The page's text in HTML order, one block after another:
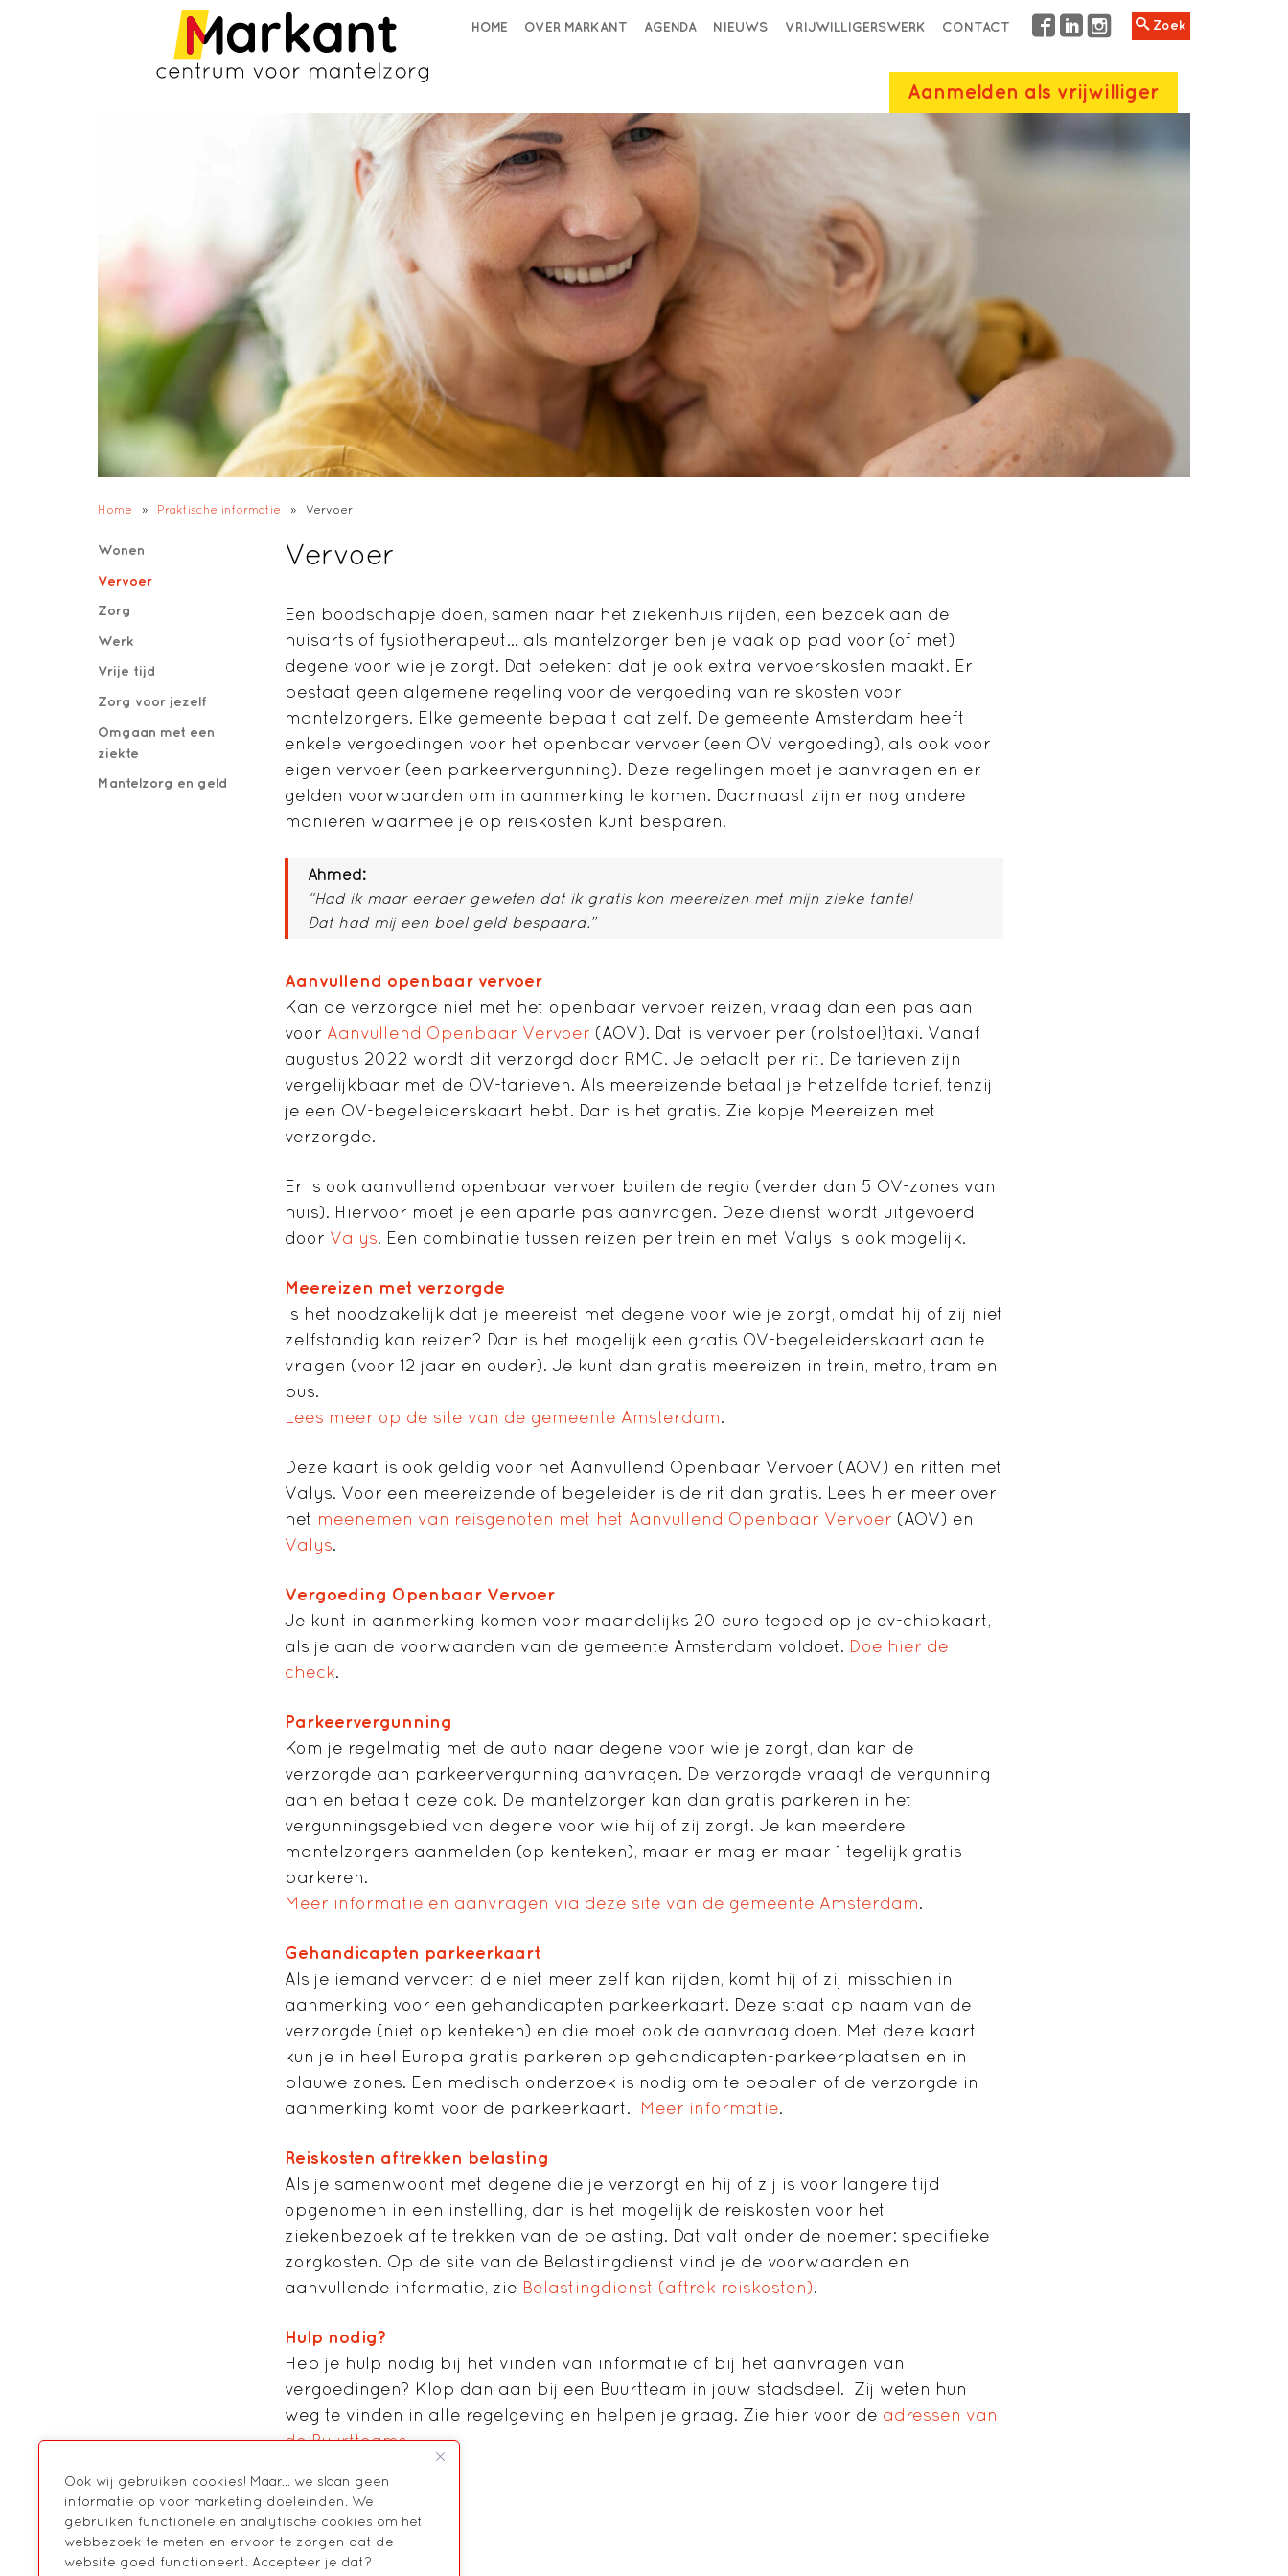
Ook wij gebruiken cookies! Maar... we slaan geen
informatie op voor marketing doeleinden. We
gebruiken functionele en analytische cookies om het
webbezoek te meten en ervoor te zorgen dat de
website goed functioneert. Accepteer je dat?
HOME OVER MARKANT AGENDA NIEUWS VRIJWILLIGERSWERK CONTACT Zoek
Aanmelden als vrijwilliger
Home » Praktische informatie » Vervoer
Wonen
Vervoer
Zorg
Werk
Vrije tijd
Zorg voor jezelf
Omgaan met een
ziekte
Mantelzorg en geld
Vervoer
Een boodschapje doen, samen naar het ziekenhuis rijden, een bezoek aan de
huisarts of fysiotherapeut… als mantelzorger ben je vaak op pad voor (of met)
degene voor wie je zorgt. Dat betekent dat je ook extra vervoerskosten maakt. Er
bestaat geen algemene regeling voor de vergoeding van reiskosten voor
mantelzorgers. Elke gemeente bepaalt dat zelf. De gemeente Amsterdam heeft
enkele vergoedingen voor het openbaar vervoer (een OV vergoeding), als ook voor
eigen vervoer (een parkeervergunning). Deze regelingen moet je aanvragen en er
gelden voorwaarden om in aanmerking te komen. Daarnaast zijn er nog andere
manieren waarmee je op reiskosten kunt besparen.
Ahmed:
“Had ik maar eerder geweten dat ik gratis kon meereizen met mijn zieke tante!
Dat had mij een boel geld bespaard.”
Aanvullend openbaar vervoer
Kan de verzorgde niet met het openbaar vervoer reizen, vraag dan een pas aan
voor Aanvullend Openbaar Vervoer (AOV). Dat is vervoer per (rolstoel)taxi. Vanaf
augustus 2022 wordt dit verzorgd door RMC. Je betaalt per rit. De tarieven zijn
vergelijkbaar met de OV-tarieven. Als meereizende betaal je hetzelfde tarief, tenzij
je een OV-begeleiderskaart hebt. Dan is het gratis. Zie kopje Meereizen met
verzorgde.
Er is ook aanvullend openbaar vervoer buiten de regio (verder dan 5 OV-zones van
huis). Hiervoor moet je een aparte pas aanvragen. Deze dienst wordt uitgevoerd
door Valys. Een combinatie tussen reizen per trein en met Valys is ook mogelijk.
Meereizen met verzorgde
Is het noodzakelijk dat je meereist met degene voor wie je zorgt, omdat hij of zij niet
zelfstandig kan reizen? Dan is het mogelijk een gratis OV-begeleiderskaart aan te
vragen (voor 12 jaar en ouder). Je kunt dan gratis meereizen in trein, metro, tram en
bus.
Lees meer op de site van de gemeente Amsterdam.
Deze kaart is ook geldig voor het Aanvullend Openbaar Vervoer (AOV) en ritten met
Valys. Voor een meereizende of begeleider is de rit dan gratis. Lees hier meer over
het meenemen van reisgenoten met het Aanvullend Openbaar Vervoer (AOV) en
Valys.
Vergoeding Openbaar Vervoer
Je kunt in aanmerking komen voor maandelijks 20 euro tegoed op je ov-chipkaart,
als je aan de voorwaarden van de gemeente Amsterdam voldoet. Doe hier de
check.
Parkeervergunning
Kom je regelmatig met de auto naar degene voor wie je zorgt, dan kan de
verzorgde aan parkeervergunning aanvragen. De verzorgde vraagt de vergunning
aan en betaalt deze ook. De mantelzorger kan dan gratis parkeren in het
vergunningsgebied van degene voor wie hij of zij zorgt. Je kan meerdere
mantelzorgers aanmelden (op kenteken), maar er mag er maar 1 tegelijk gratis
parkeren.
Meer informatie en aanvragen via deze site van de gemeente Amsterdam.
Gehandicapten parkeerkaart
Als je iemand vervoert die niet meer zelf kan rijden, komt hij of zij misschien in
aanmerking voor een gehandicapten parkeerkaart. Deze staat op naam van de
verzorgde (niet op kenteken) en die moet ook de aanvraag doen. Met deze kaart
kun je in heel Europa gratis parkeren op gehandicapten-parkeerplaatsen en in
blauwe zones. Een medisch onderzoek is nodig om te bepalen of de verzorgde in
aanmerking komt voor de parkeerkaart. Meer informatie.
Reiskosten aftrekken belasting
Als je samenwoont met degene die je verzorgt en hij of zij is voor langere tijd
opgenomen in een instelling, dan is het mogelijk de reiskosten voor het
ziekenbezoek af te trekken van de belasting. Dat valt onder de noemer: specifieke
zorgkosten. Op de site van de Belastingdienst vind je de voorwaarden en
aanvullende informatie, zie Belastingdienst (aftrek reiskosten).
Hulp nodig?
Heb je hulp nodig bij het vinden van informatie of bij het aanvragen van
vergoedingen? Klop dan aan bij een Buurtteam in jouw stadsdeel. Zij weten hun
weg te vinden in alle regelgeving en helpen je graag. Zie hier voor de adressen van
de Buurtteams.